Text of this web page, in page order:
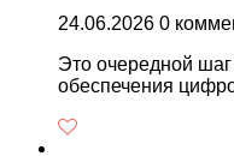
24.06.2026 0
Это очередной
обеспечения